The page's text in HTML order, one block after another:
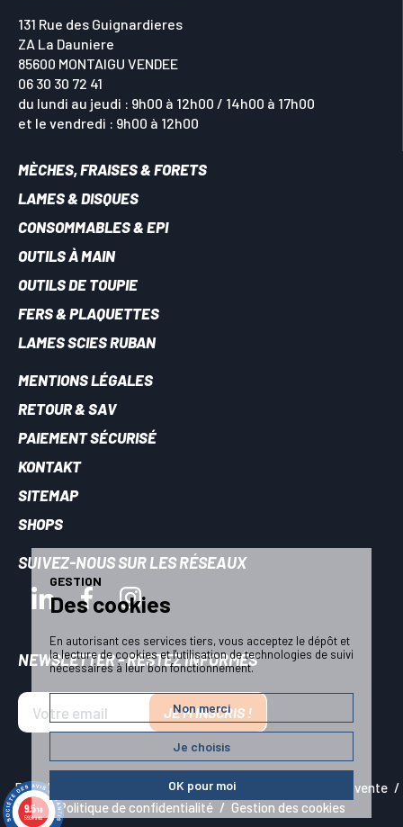
VOIR LES RÉSULTATS
131 Rue des Guignardieres
ZA La Dauniere
85600 MONTAIGU VENDEE
06 30 30 72 41
du lundi au jeudi : 9h00 à 12h00 / 14h00 à 17h00
et le vendredi : 9h00 à 12h00
MÈCHES, FRAISES & FORETS
LAMES & DISQUES
CONSOMMABLES & EPI
OUTILS À MAIN
OUTILS DE TOUPIE
FERS & PLAQUETTES
LAMES SCIES RUBAN
MENTIONS LÉGALES
RETOUR & SAV
PAIEMENT SÉCURISÉ
KONTAKT
SITEMAP
SHOPS
SUIVEZ-NOUS SUR LES RÉSEAUX
NEWSLETTER - RESTEZ INFORMÉS
JE M'INSCRIS !
Plan du site Mentions légales
Conditions générales de vente
Politique de confidentialité
Gestion des cookies
9.5/10
5934 avis
GESTION
Des cookies
En autorisant ces services tiers, vous acceptez le dépôt et
la lecture de cookies et l'utilisation de technologies de suivi
nécessaires à leur bon fonctionnement.
Non merci
Je choisis
OK pour moi